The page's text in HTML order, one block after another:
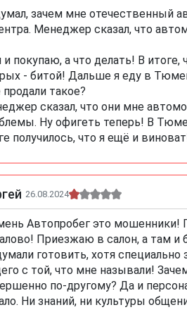
зачем мне отечественный
Менеджер сказал, что
и покупаю, а что делать! В
- битой! Дальше я еду в
такое?
сказал, что они мне
Ну офигеть теперь! В
получилось, что я ещё и
26.08.2024
Автопробег это мошенники!
Приезжаю в салон, а там
готовить, хотя
с той, что мне называли!
по-другому? Да и
Ни знаний, ни культуры